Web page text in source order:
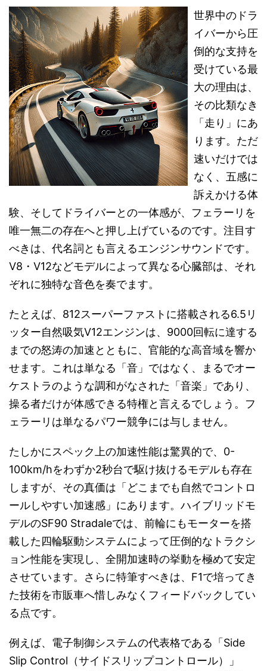
世界中のドラ
イバーから圧
倒的な支持を
受けている最
大の理由は、
その比類なき
「走り」にあ
ります。ただ
速いだけでは
なく、五感に
訴えかける体
験、そしてドライバーとの一体感が、フェラーリを
唯一無二の存在へと押し上げているのです。注目す
べきは、代名詞とも言えるエンジンサウンドです。
V8・V12などモデルによって異なる心臓部は、それ
ぞれに独特な音色を奏でます。
たとえば、812スーパーファストに搭載される6.5リ
ッター自然吸気V12エンジンは、9000回転に達する
までの怒涛の加速とともに、官能的な高音域を響か
せます。これは単なる「音」ではなく、まるでオー
ケストラのような調和がなされた「音楽」であり、
操る者だけが体感できる特権と言えるでしょう。フ
ェラーリは単なるパワー競争には与しません。
たしかにスペック上の加速性能は驚異的で、0-
100km/hをわずか2秒台で駆け抜けるモデルも存在
しますが、その真価は「どこまでも自然でコントロ
ールしやすい加速感」にあります。ハイブリッドモ
デルのSF90 Stradaleでは、前輪にもモーターを搭
載した四輪駆動システムによって圧倒的なトラクシ
ョン性能を実現し、全開加速時の挙動を極めて安定
させています。さらに特筆すべきは、F1で培ってき
た技術を市販車へ惜しみなくフィードバックしてい
る点です。
例えば、電子制御システムの代表格である「Side
Slip Control（サイドスリップコントロール）」